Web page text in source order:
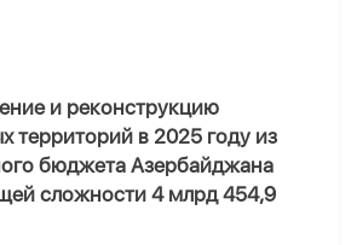
и реконструкцию
территорий в 2025 году из
бюджета Азербайджана
сложности 4 млрд 454,9